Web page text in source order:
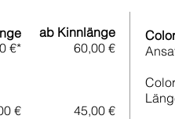
€*
€
ab Kinnlänge
60,00 €
45,00 €